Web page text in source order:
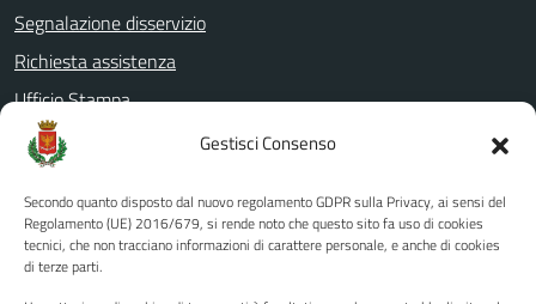
Gestisci Consenso
Secondo quanto disposto dal nuovo regolamento GDPR sulla Privacy, ai sensi del
Regolamento (UE) 2016/679, si rende noto che questo sito fa uso di cookies
tecnici, che non tracciano informazioni di carattere personale, e anche di cookies
di terze parti.
Segnalazione disservizio
Richiesta assistenza
Ufficio Stampa
Amministrazione Trasparente
Albo pretorio
Informativa privacy
Note legali